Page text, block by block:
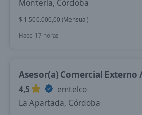
Montería, Córdoba
$ 1.500.000,00 (Mensual)
Hace 17 horas
Asesor(a) Comercial Externo
4,5
emtelco
La Apartada, Córdoba